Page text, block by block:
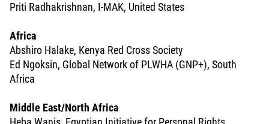
Priti Radhakrishnan, I-MAK, United States
Africa
Abshiro Halake, Kenya Red Cross Society
Ed Ngoksin, Global Network of PLWHA (GNP+), South
Africa
Middle East/North Africa